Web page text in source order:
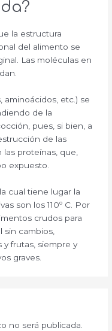
la estructura
del alimento se
Las moléculas en
aminoácidos, etc.) se
de la
pues, si bien, a
de las
proteínas, que,
expuesto.
cual tiene lugar la
son los 110º C. Por
crudos para
cambios,
frutas, siempre y
graves.
no será publicada.